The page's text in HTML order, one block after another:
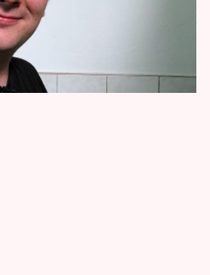
Vary